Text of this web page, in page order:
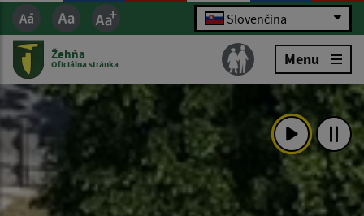
Slovenčina
Žehňa
Oficiálna stránka Menu